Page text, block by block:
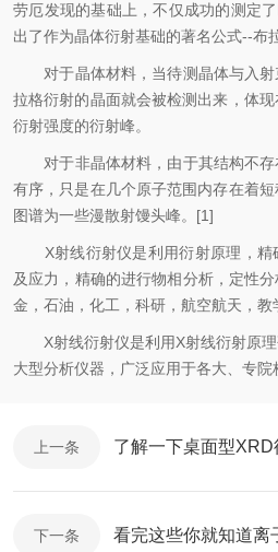
劳厄发现的基础上，不仅成功的测定
出了作为晶体衍射基础的著名公式--布
对于晶体材料，当待测晶体与入射
拉格衍射的晶面就会被检测出来，体
衍射强度的衍射峰。
对于非晶体材料，由于其结构不存
有序，只是在几个原子范围内存在着
图谱为一些漫散射馒头峰。[1]
X射线衍射仪是利用衍射原理，精
及应力，精确的进行物相分析，定性
金，石油，化工，科研，航空航天，教
X射线衍射仪是利用X射线衍射原理
大型分析仪器，广泛应用于各大、专院
上一条
下一条 看完这些你就知道离